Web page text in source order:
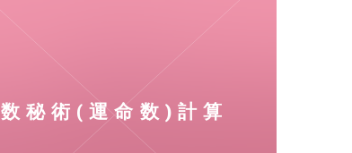
数秘術(運命数)計算